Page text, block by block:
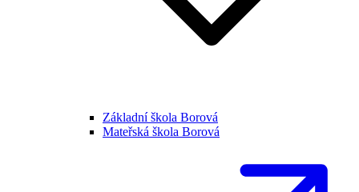
Základní škola Borová
Mateřská škola Borová